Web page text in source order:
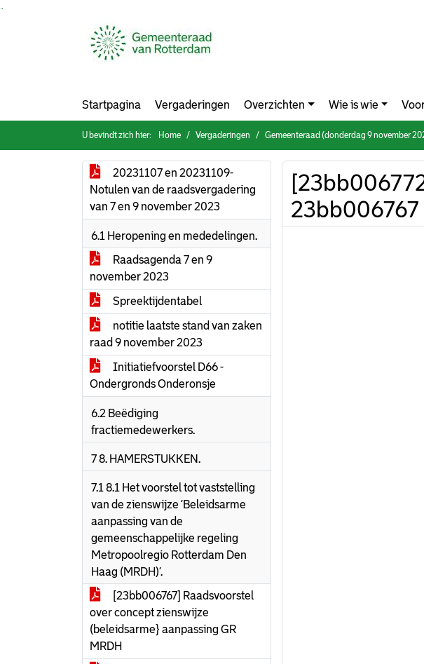
Startpagina Vergaderingen Overzichten Wie is wie
U bevindt zich hier: Home Vergaderingen Gemeenteraad (donderdag 9 november
20231107 en 20231109-
Notulen van de raadsvergadering
van 7 en 9 november 2023
6.1 Heropening en mededelingen.
Raadsagenda 7 en 9
november 2023
Spreektijdentabel
notitie laatste stand van zaken
raad 9 november 2023
Initiatiefvoorstel D66 -
Ondergronds Onderonsje
6.2 Beëdiging
fractiemedewerkers.
7 8. HAMERSTUKKEN.
7.1 8.1 Het voorstel tot vaststelling
van de zienswijze ‘Beleidsarme
aanpassing van de
gemeenschappelijke regeling
Metropoolregio Rotterdam Den
Haag (MRDH)’.
[23bb006767] Raadsvoorstel
over concept zienswijze
(beleidsarme} aanpassing GR
MRDH